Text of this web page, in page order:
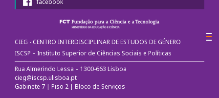
CIEG - CENTRO INTERDISCIPLINAR DE ESTUDOS DE GÉNERO
ISCSP – Instituto Superior de Ciências Sociais e Políticas
Rua Almerindo Lessa – 1300-663 Lisboa
cieg@iscsp.ulisboa.pt
Gabinete 7 | Piso 2 | Bloco de Serviços